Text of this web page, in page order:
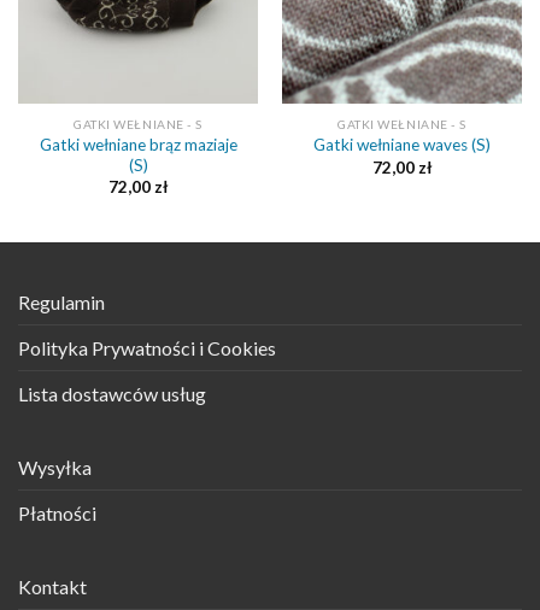
GATKI WEŁNIANE - S
Gatki wełniane brąz maziaje
(S)
72,00 zł
GATKI WEŁNIANE - S
Gatki wełniane waves (S)
72,00 zł
Regulamin
Polityka Prywatności i Cookies
Lista dostawców usług
Wysyłka
Płatności
Kontakt